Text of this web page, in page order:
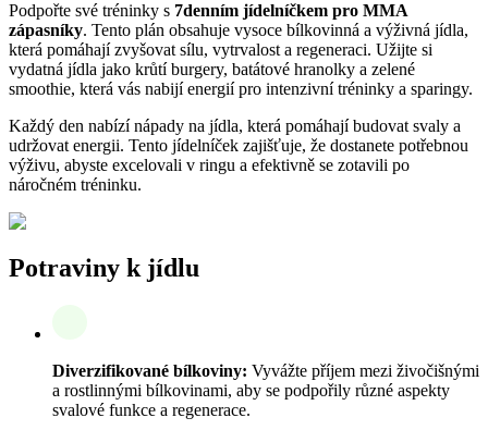
Podpořte své tréninky s 7denním jídelníčkem pro MMA
zápasníky. Tento plán obsahuje vysoce bílkovinná a výživná jídla,
která pomáhají zvyšovat sílu, vytrvalost a regeneraci. Užijte si
vydatná jídla jako krůtí burgery, batátové hranolky a zelené
smoothie, která vás nabijí energií pro intenzivní tréninky a sparingy.
Každý den nabízí nápady na jídla, která pomáhají budovat svaly a
udržovat energii. Tento jídelníček zajišťuje, že dostanete potřebnou
výživu, abyste excelovali v ringu a efektivně se zotavili po
náročném tréninku.
Potraviny k jídlu
Diverzifikované bílkoviny: Vyvážte příjem mezi živočišnými
a rostlinnými bílkovinami, aby se podpořily různé aspekty
svalové funkce a regenerace.